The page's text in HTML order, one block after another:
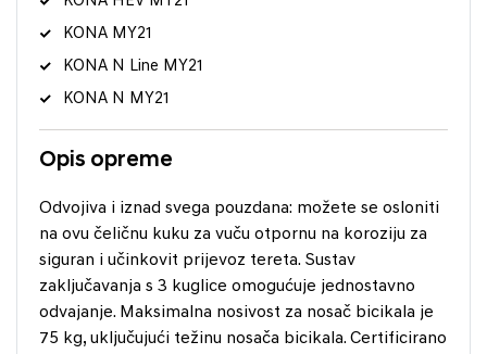
KONA MY21
KONA N Line MY21
KONA N MY21
Opis opreme
Odvojiva i iznad svega pouzdana: možete se osloniti
na ovu čeličnu kuku za vuču otpornu na koroziju za
siguran i učinkovit prijevoz tereta. Sustav
zaključavanja s 3 kuglice omogućuje jednostavno
odvajanje. Maksimalna nosivost za nosač bicikala je
75 kg, uključujući težinu nosača bicikala. Certificirano